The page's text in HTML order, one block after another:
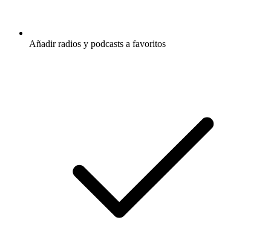
Añadir radios y podcasts a favoritos